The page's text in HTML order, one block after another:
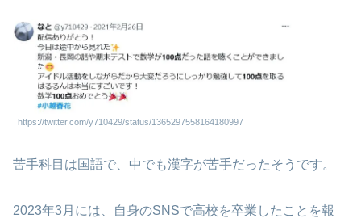
https://twitter.com/y710429/status/1365297558164180997
苦手科目は国語で、中でも漢字が苦手だったそうです。
2023年3月には、自身のSNSで高校を卒業したことを報